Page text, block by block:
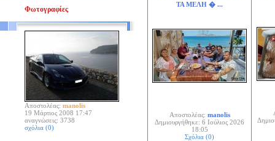
Φωτογραφίες
Αποστολέας: manolis
19 Μάρτιος 2008 17:47
αναγνώσεις: 3738
σχόλια (0)
ΤΑ ΜΕΛΗ � ...
Αποστολέας: manolis
Δημιουργήθηκε: 6 Ιούλιος 2026
18:05
Σχόλια (0)